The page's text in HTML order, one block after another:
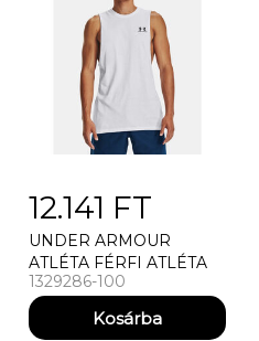
12.141 FT
UNDER ARMOUR
ATLÉTA FÉRFI ATLÉTA
UNDER ARMOUR UA
LEFT CHEST CUT OFF
TANK-WHT
1329286-100